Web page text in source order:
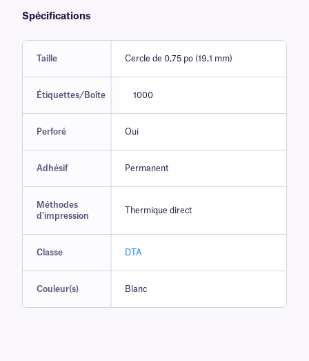
Spécifications
Taille Cercle de 0,75 po (19,1 mm)
Étiquettes/Boîte 1000
Perforé Oui
Adhésif Permanent
Méthodes
d'impression
Thermique direct
Classe DTA
Couleur(s) Blanc